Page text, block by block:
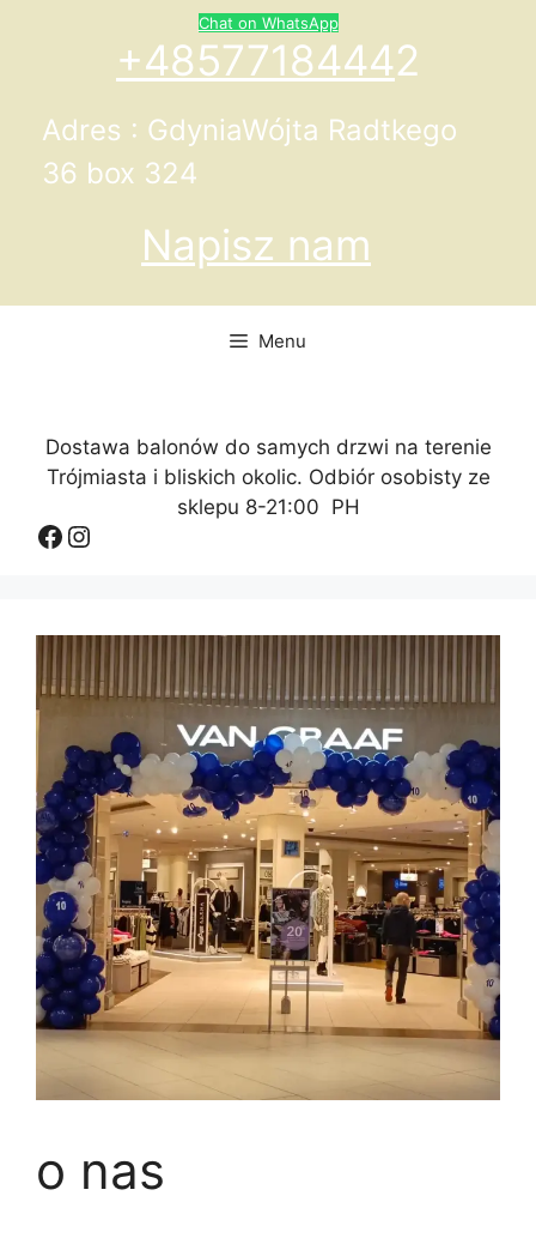
Chat on WhatsApp
+48577184442
Adres : GdyniaWójta Radtkego
36 box 324
Napisz nam
Menu
Dostawa balonów do samych drzwi na terenie
Trójmiasta i bliskich okolic. Odbiór osobisty ze
sklepu 8-21:00 PH
Facebook
Instagram
o nas